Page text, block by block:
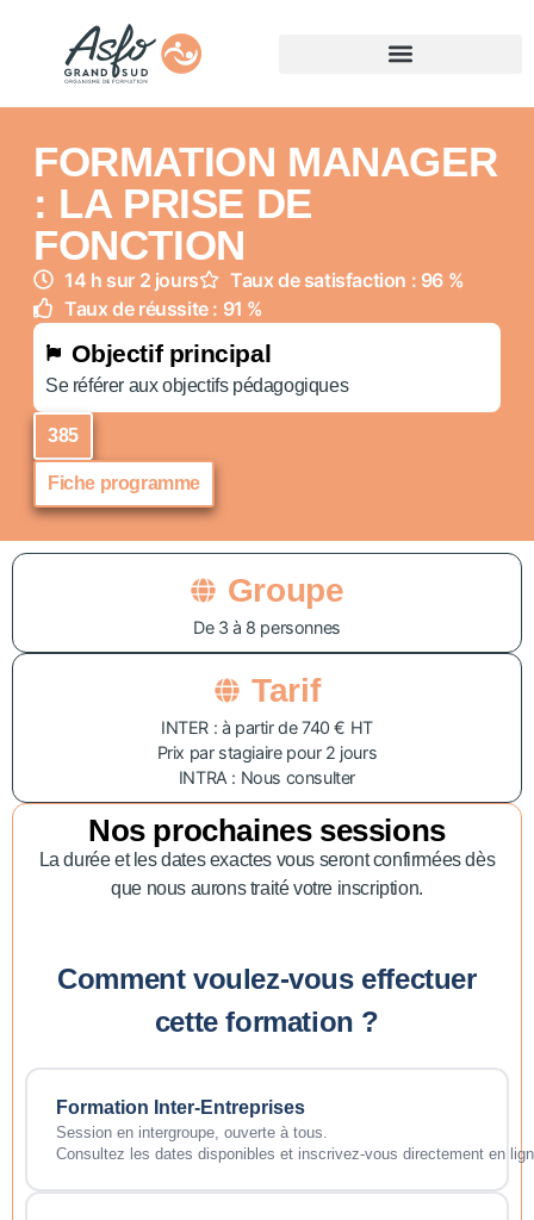
FORMATION MANAGER
: LA PRISE DE
FONCTION
14 h sur 2 jours
Taux de satisfaction : 96 %
Taux de réussite : 91 %
Objectif principal
Se référer aux objectifs pédagogiques
385
Fiche programme
Groupe
De 3 à 8 personnes
Tarif
INTER : à partir de 740 € HT
Prix par stagiaire pour 2 jours
INTRA : Nous consulter
Nos prochaines sessions
La durée et les dates exactes vous seront confirmées dès
que nous aurons traité votre inscription.
Comment voulez-vous effectuer
cette formation ?
Formation Inter-Entreprises
Session en intergroupe, ouverte à tous.
Consultez les dates disponibles et inscrivez-vous directement en